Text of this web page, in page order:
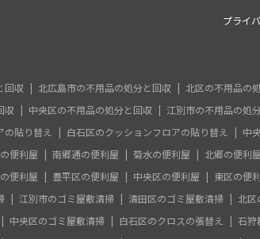
プライ
回収
北広島市の不用品の処分と回収 北区の不用品の
収
中央区の不用品の処分と回収 江別市の不用品の処
の貼り替え
白石区のクッションフロアの貼り替え 中
便利屋 南郷通の便利屋 菊水の便利屋 北郷の便利屋
便利屋 豊平区の便利屋 中央区の便利屋 東区の便
江別市のゴミ屋敷清掃 清田区のゴミ屋敷清掃 北区
中央区のゴミ屋敷清掃 白石区のクロスの張替え 石狩